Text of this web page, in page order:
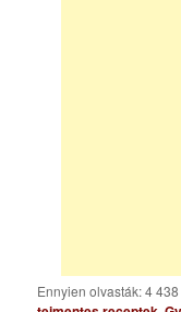
Ennyien olvasták: 4 438